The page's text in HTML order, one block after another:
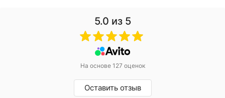
5.0 из 5
На основе 127 оценок
Оставить отзыв